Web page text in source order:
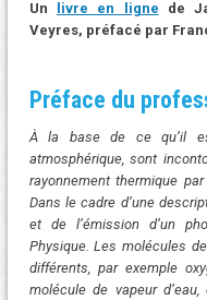
Un livre en ligne de
Veyres, préfacé par
Préface du
À la base de ce qu’il
atmosphérique, sont
rayonnement thermique
Dans le cadre d’une
et de l’émission d’un
Physique. Les molécules
différents, par exemple
molécule de vapeur